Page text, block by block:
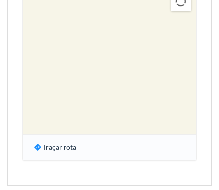
Traçar rota